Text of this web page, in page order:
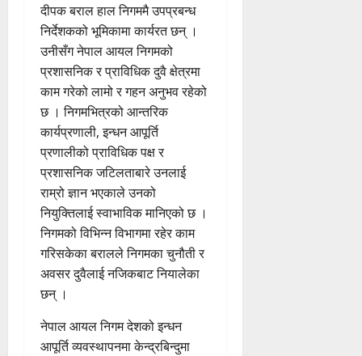
दीपक बराल हाल निगममै उपप्रबन्ध
निर्देशकको भूमिकामा कार्यरत छन् ।
उनीसँग नेपाल आयल निगमको
प्रशासनिक र प्राविधिक दुवै क्षेत्रमा
काम गरेको लामो र गहन अनुभव रहेको
छ । निगमभित्रको आन्तरिक
कार्यप्रणाली, इन्धन आपूर्ति
प्रणालीको प्राविधिक पक्ष र
प्रशासनिक जटिलताबारे उनलाई
राम्रो ज्ञान भएकाले उनको
नियुक्तिलाई स्वाभाविक मानिएको छ ।
निगमको विभिन्न विभागमा रहेर काम
गरिसकेका बरालले निगमका चुनौती र
अवसर दुवैलाई नजिकबाट नियालेका
छन् ।
नेपाल आयल निगम देशको इन्धन
आपूर्ति व्यवस्थापनमा केन्द्रबिन्दुमा